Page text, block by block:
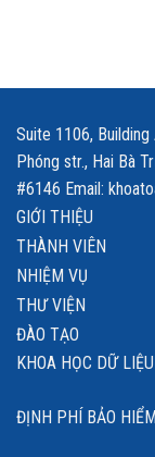
Suite 1106,
Phóng str., Hai Bà
#6146 Email:
GIỚI THIỆU
THÀNH VIÊN
NHIỆM VỤ
THƯ VIỆN
ĐÀO TẠO
KHOA HỌC DỮ
ĐỊNH PHÍ BẢO